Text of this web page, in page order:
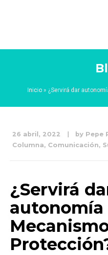
Inicio» ¿Servirá dar
26 abril, 2022 by Pepe
Columna, Comunicación,
¿Servirá
autonomía